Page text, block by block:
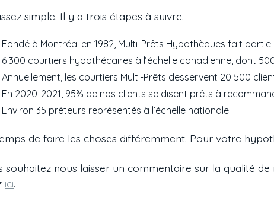
simple. Il y a trois étapes à suivre.
Fondé à Montréal en 1982, Multi-Prêts Hypothèques fait partie
6 300 courtiers hypothécaires à l’échelle canadienne, dont
Annuellement, les courtiers Multi-Prêts desservent 20 500
En 2020-2021, 95% de nos clients se disent prêts à
Environ 35 prêteurs représentés à l’échelle nationale.
de faire les choses différemment. Pour votre
souhaitez nous laisser un commentaire sur la qualité
ici.